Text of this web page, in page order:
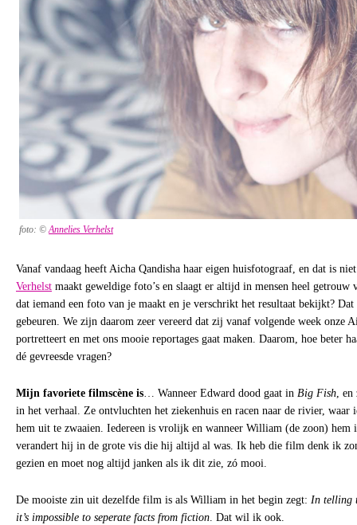
foto: ©Annelies Verhelst
Vanaf vandaag heeft Aicha Qandisha haar eigen huisfotograaf, en dat is
Verhelst maakt geweldige foto’s en slaagt er altijd in mensen heel getrouw
dat iemand een foto van je maakt en je verschrikt het resultaat bekijkt?
gebeuren. We zijn daarom zeer vereerd dat zij vanaf volgende week onze
portretteert en met ons mooie reportages gaat maken. Daarom, hoe beter
dé gevreesde vragen?
Mijn favoriete filmscène is… Wanneer Edward dood gaat in Big Fish, en
in het verhaal. Ze ontvluchten het ziekenhuis en racen naar de rivier, waar
hem uit te zwaaien. Iedereen is vrolijk en wanneer William (de zoon) hem
verandert hij in de grote vis die hij altijd al was. Ik heb die film denk ik
gezien en moet nog altijd janken als ik dit zie, zó mooi.
De mooiste zin uit dezelfde film is als William in het begin zegt: In telling
it’s impossible to seperate facts from fiction. Dat wil ik ook.